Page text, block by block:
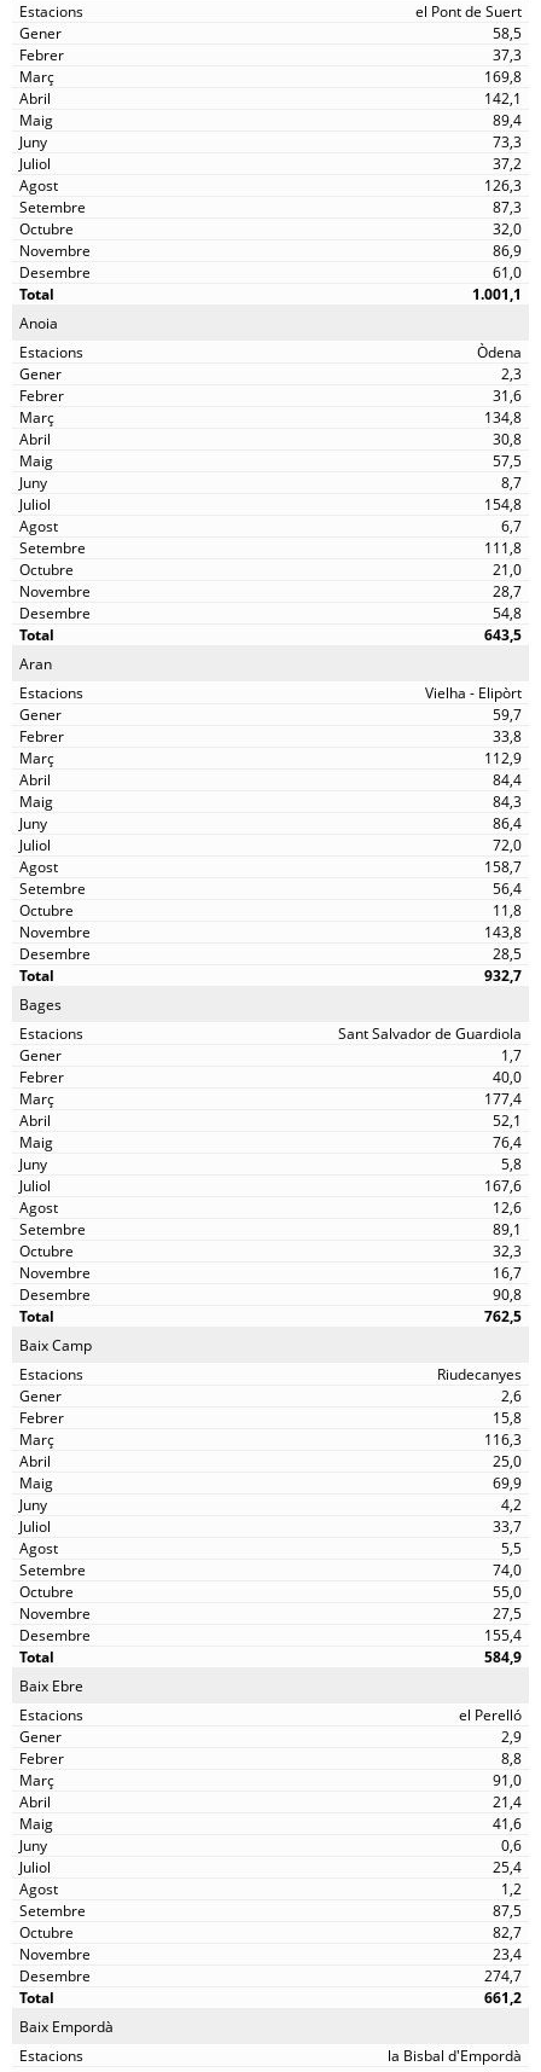
el Pont de Suert
58,5
37,3
169,8
142,1
89,4
73,3
37,2
126,3
87,3
32,0
86,9
61,0
1.001,1
Anoia
Òdena
2,3
31,6
134,8
30,8
57,5
8,7
154,8
6,7
111,8
21,0
28,7
54,8
643,5
Aran
Vielha - Elipòrt
59,7
33,8
112,9
84,4
84,3
86,4
72,0
158,7
56,4
11,8
143,8
28,5
932,7
Bages
Sant Salvador de Guardiola
1,7
40,0
177,4
52,1
76,4
5,8
167,6
12,6
89,1
32,3
16,7
90,8
762,5
Baix Camp
Riudecanyes
2,6
15,8
116,3
25,0
69,9
4,2
33,7
5,5
74,0
55,0
27,5
155,4
584,9
Baix Ebre
el Perelló
2,9
8,8
91,0
21,4
41,6
0,6
25,4
1,2
87,5
82,7
23,4
274,7
661,2
Baix Empordà
la Bisbal d'Empordà